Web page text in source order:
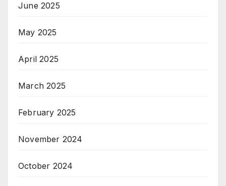
June 2025
May 2025
April 2025
March 2025
February 2025
November 2024
October 2024